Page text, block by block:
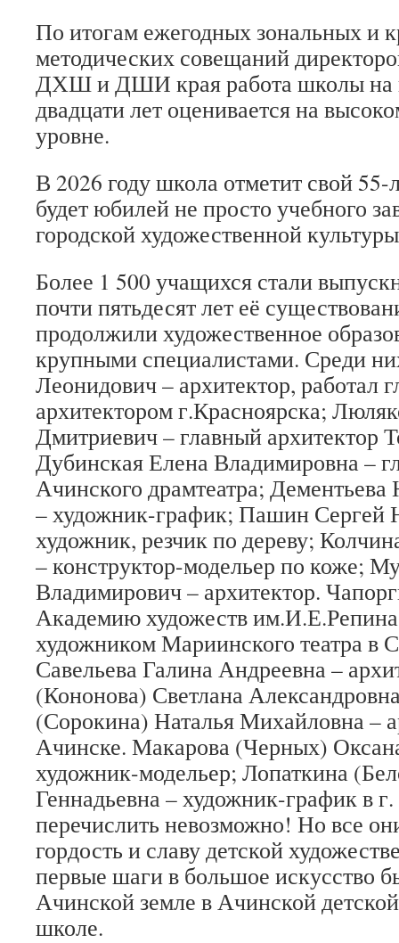
По итогам ежегодных зональных и
методических совещаний
ДХШ и ДШИ края работа школы на
двадцати лет оценивается на
уровне.
В 2026 году школа отметит свой
будет юбилей не просто учебного
городской художественной
Более 1 500 учащихся стали
почти пятьдесят лет её
продолжили художественное
крупными специалистами. Среди
Леонидович – архитектор, работал
архитектором г.Красноярска;
Дмитриевич – главный архитектор
Дубинская Елена Владимировна –
Ачинского драмтеатра; Дементьева
– художник-график; Пашин Сергей
художник, резчик по дереву;
– конструктор-модельер по коже;
Владимирович – архитектор.
Академию художеств
художником Мариинского театра в
Савельева Галина Андреевна –
(Кононова) Светлана
(Сорокина) Наталья Михайловна –
Ачинске. Макарова (Черных)
художник-модельер; Лопаткина
Геннадьевна – художник-график в
перечислить невозможно! Но все
гордость и славу детской
первые шаги в большое искусство
Ачинской земле в Ачинской
школе.